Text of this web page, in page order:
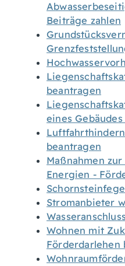
Beiträge zahlen
beantragen
eines
beantragen
Maßnahmen
Energien -
Stromanbieter
Wohnen mit
Förderdarlehen